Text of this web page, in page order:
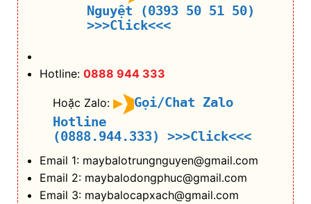
Nguyệt (0393 50 51 50)
>>>Click<<<
Hotline: 0888 944 333
Hoặc Zalo:
Gọi/Chat Zalo
Hotline
(0888.944.333)
>>>Click<<<
Email 1: maybalotrungnguyen@gmail.com
Email 2: maybalodongphuc@gmail.com
Email 3: maybalocapxach@gmail.com